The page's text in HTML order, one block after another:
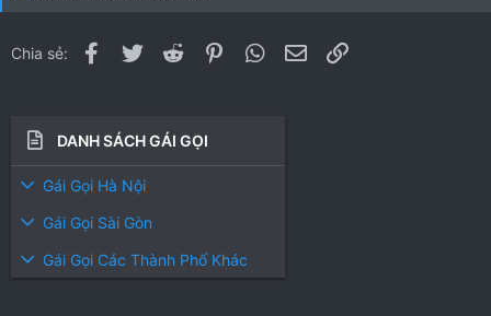
Chia sẻ: Facebook
Twitter Reddit PinterestWhatsApp
Email
DANH SÁCH GÁI GỌI
Gái Gọi Hà Nội
Gái Gọi Sài Gòn
Gái Gọi Các Thành Phố Khác